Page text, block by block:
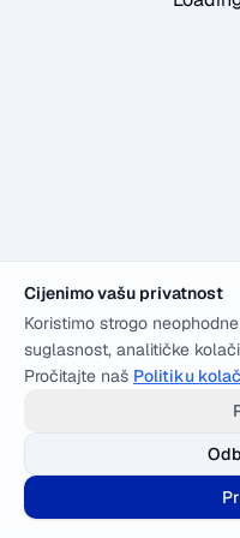
Cijenimo vašu privatnost
Koristimo strogo
suglasnost, analitičke
Pročitajte naš Politiku